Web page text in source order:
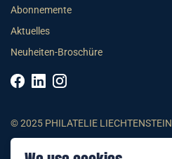
Abonnemente
Aktuelles
Neuheiten-Broschüre
© 2025 PHILATELIE LIECHTENSTEIN
AGB